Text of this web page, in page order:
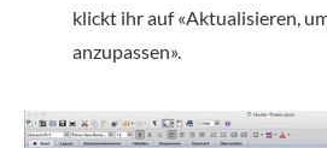
klickt ihr auf «Aktualisieren,
anzupassen».